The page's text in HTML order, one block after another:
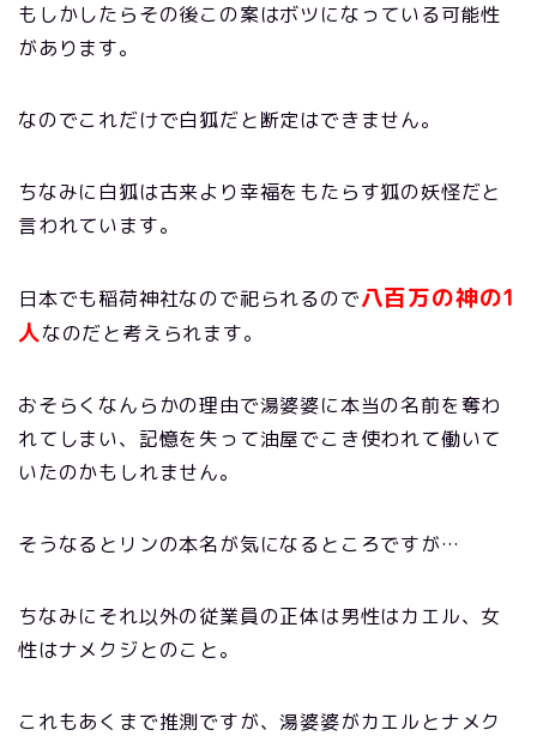
もしかしたらその後この案はボツになっている可能性
があります。
なのでこれだけで白狐だと断定はできません。
ちなみに白狐は古来より幸福をもたらす狐の妖怪だと
言われています。
日本でも稲荷神社なので祀られるので八百万の神の1
人なのだと考えられます。
おそらくなんらかの理由で湯婆婆に本当の名前を奪わ
れてしまい、記憶を失って油屋でこき使われて働いて
いたのかもしれません。
そうなるとリンの本名が気になるところですが…
ちなみにそれ以外の従業員の正体は男性はカエル、女
性はナメクジとのこと。
これもあくまで推測ですが、湯婆婆がカエルとナメク